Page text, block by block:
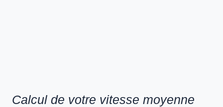
Calcul de votre vitesse moyenne